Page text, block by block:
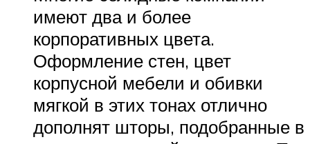
имеют два и более
корпоративных цвета.
Оформление стен, цвет
корпусной мебели и обивки
мягкой в этих тонах отлично
дополнят шторы, подобранные в